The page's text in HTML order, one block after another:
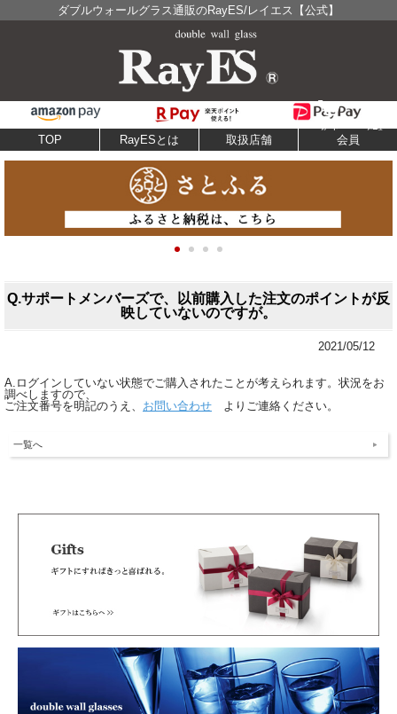
ダブルウォールグラス通販のRayES/レイエス【公式】
TOP RayESとは 取扱店舗 会員
Q.サポートメンバーズで、以前購入した注文のポイントが反
映していないのですが。
2021/05/12
A.ログインしていない状態でご購入されたことが考えられます。状況をお
調べしますので、
ご注文番号を明記のうえ、 お問い合わせ よりご連絡ください。
一覧へ